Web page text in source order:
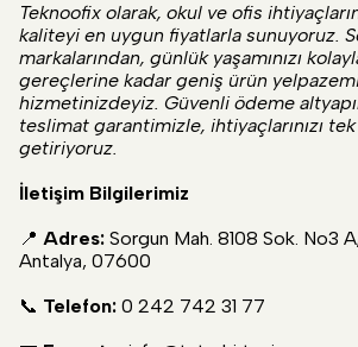
Teknoofix olarak, okul ve ofis
kaliteyi en uygun fiyatlarla sunuyoruz.
markalarından, günlük yaşamınızı
gereçlerine kadar geniş ürün
hizmetinizdeyiz. Güvenli ödeme
teslimat garantimizle, ihtiyaçlarınızı tek
getiriyoruz.
İletişim Bilgilerimiz
📍 Adres: Sorgun Mah. 8108 Sok. No3
Antalya, 07600
📞 Telefon: 0 242 742 31 77